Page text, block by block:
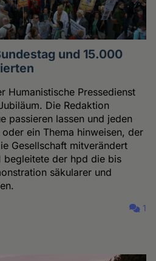
und 15.000
Humanistische Pressedienst
Die Redaktion
passieren lassen und jeden
ein Thema hinweisen, der
Gesellschaft mitverändert
begleitete der hpd die bis
säkularer und
1